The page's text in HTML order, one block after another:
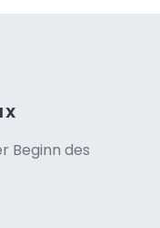
Beginn des